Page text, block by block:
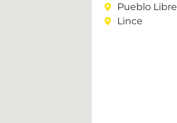
Pueblo Libre
Lince